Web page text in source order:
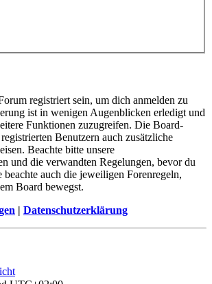
registriert sein, um dich anmelden zu
ist in wenigen Augenblicken erledigt und
Funktionen zuzugreifen. Die Board-
Benutzern auch zusätzliche
Beachte bitte unsere
und die verwandten Regelungen, bevor du
auch die jeweiligen Forenregeln,
Board bewegst.
| Datenschutzerklärung